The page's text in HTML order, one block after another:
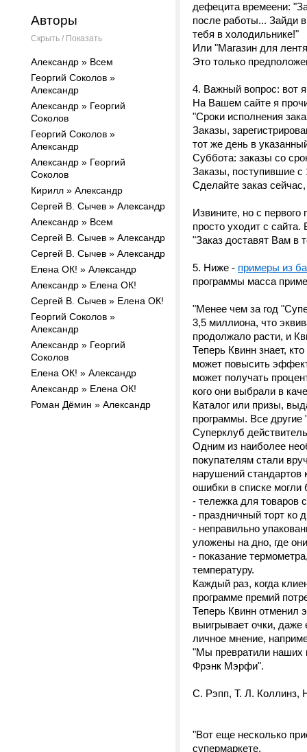
Авторы
Скрыть / Показать
Александр » Всем
Георгий Соколов »
Александр
Александр » Георгий
Соколов
Георгий Соколов »
Александр
Александр » Георгий
Соколов
Кирилл » Александр
Сергей В. Сычев » Александр
Александр » Всем
Сергей В. Сычев » Александр
Сергей В. Сычев » Александр
Елена ОК! » Александр
Александр » Елена ОК!
Сергей В. Сычев » Елена ОК!
Георгий Соколов »
Александр
Александр » Георгий
Соколов
Елена ОК! » Александр
Александр » Елена ОК!
Роман Дёмин » Александр
дефецита времеени:
после работы... Зайди
тебя в холодильнике!"
Или "Магазин для
Это только
4. Важный вопрос: вот
На Вашем сайте я
"Сроки исполнения
Заказы,
тот же день в
Суббота: заказы со
Заказы, поступившие с
Сделайте заказ
Извините, но с
просто уходит с
"Заказ доставят Вам в
5. Ниже - примеры из
программы масса
"Менее чем за год
3,5 миллиона, что
продолжало расти, и
Теперь Квинн знает,
может повысить
может получать
кого они выбрали в
Каталог или призы,
программы. Все другие
Суперклуб
Одним из наиболее
покупателям стали
нарушений стандартов
ошибки в списке
- тележка для товаров
- праздничный торт ко
- неправильно
уложены на дно, где
- показание
температуру.
Каждый раз, когда
программе премий
Теперь Квинн отменил
выигрывает очки, даже
личное мнение,
"Мы превратили наших
Фрэнк Мэрфи".
С. Рэпп, Т. Л. Коллинз,
"Вот еще несколько
супермаркете.